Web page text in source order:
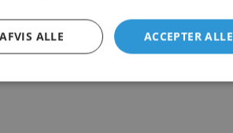
ACCEPTER ALLE
AFVIS ALLE